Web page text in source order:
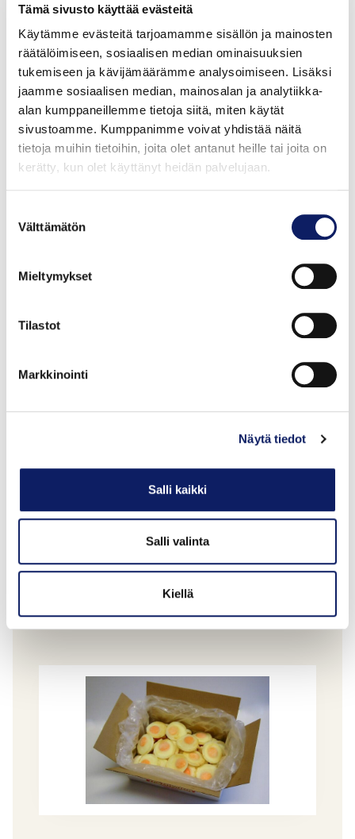
Tämä sivusto käyttää evästeitä
Käytämme evästeitä tarjoamamme sisällön ja mainosten
räätälöimiseen, sosiaalisen median ominaisuuksien
tukemiseen ja kävijämäärämme analysoimiseen. Lisäksi
jaamme sosiaalisen median, mainosalan ja analytiikka-
alan kumppaneillemme tietoja siitä, miten käytät
sivustoamme. Kumppanimme voivat yhdistää näitä
tietoja muihin tietoihin, joita olet antanut heille tai joita on
kerätty, kun olet käyttänyt heidän palvelujaan.
valinta
Välttämätön
Mieltymykset
Tilastot
Markkinointi
Näytä tiedot
Salli kaikki
Salli valinta
Kiellä
Farmimuna kokomunamassa käyttövalmis 5kg
Farmimuna kokomunamassa käyttövalmis
FARMIMUNA OY